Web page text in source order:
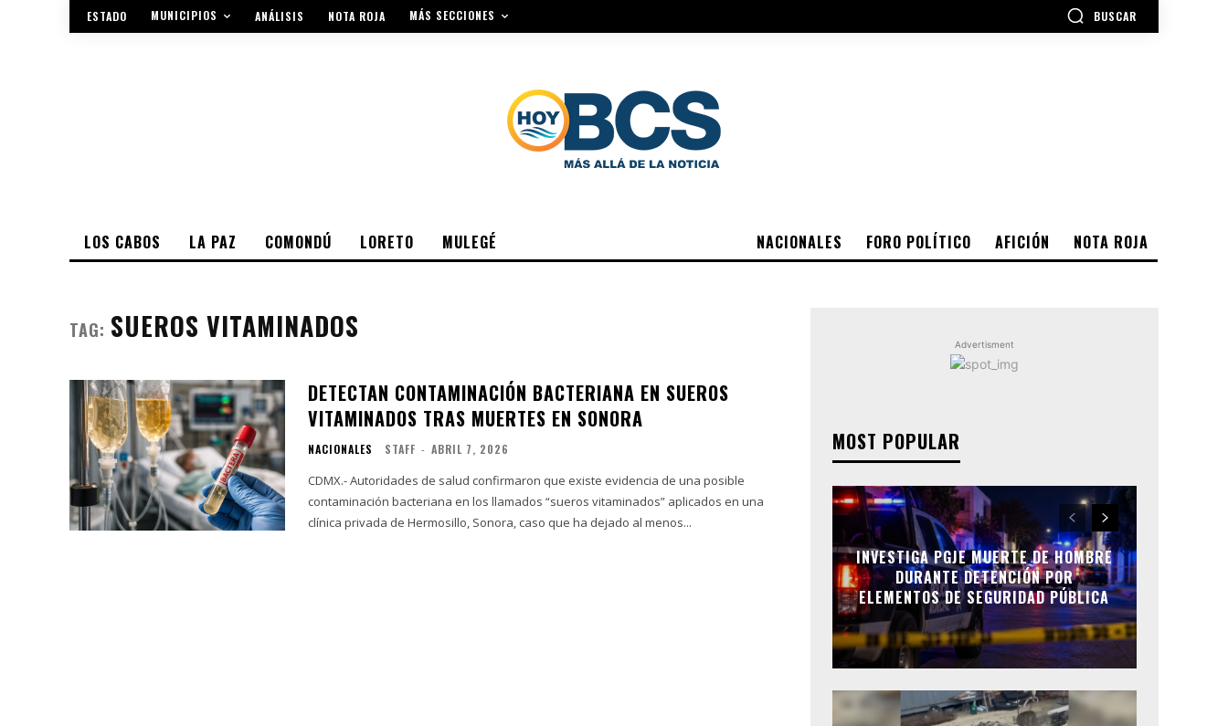
ESTADO MUNICIPIOS ANÁLISIS NOTA ROJA MÁS SECCIONES BUSCAR
NACIONALES FORO POLÍTICO AFICIÓN NOTA ROJA
LOS CABOS LA PAZ COMONDÚ LORETO MULEGÉ
TAG: SUEROS VITAMINADOS
DETECTAN CONTAMINACIÓN BACTERIANA EN SUEROS
VITAMINADOS TRAS MUERTES EN SONORA
NACIONALES STAFF - ABRIL 7, 2026
CDMX.- Autoridades de salud confirmaron que existe evidencia de una posible
contaminación bacteriana en los llamados “sueros vitaminados” aplicados en una
clínica privada de Hermosillo, Sonora, caso que ha dejado al menos...
Advertisment
MOST POPULAR
INVESTIGA PGJE MUERTE DE HOMBRE
DURANTE DETENCIÓN POR
ELEMENTOS DE SEGURIDAD PÚBLICA